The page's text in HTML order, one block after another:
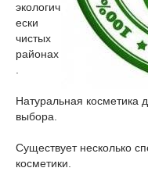
экологич
ески
чистых
районах
Натуральная косметика
выбора.
Существует несколько
косметики.